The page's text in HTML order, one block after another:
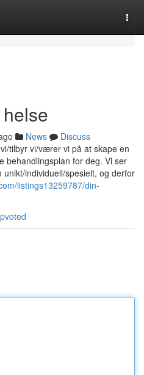
News
Discuss
tilbyr vi/værer vi på at skape en
behandlingsplan for deg. Vi ser
individuell/spesielt, og derfor
listings13259787/din-